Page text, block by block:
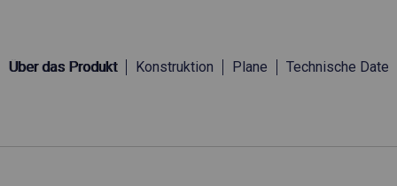
Über das Produkt Konstruktion Plane Technische Daten